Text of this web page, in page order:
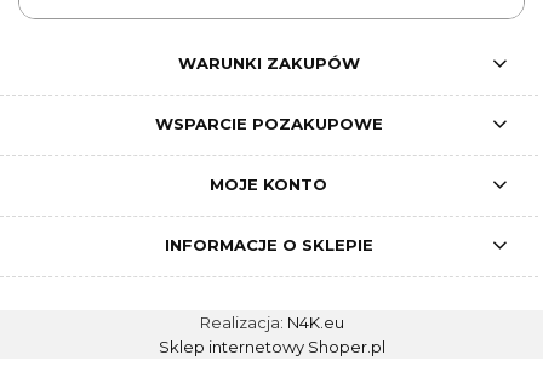
WARUNKI ZAKUPÓW
WSPARCIE POZAKUPOWE
MOJE KONTO
INFORMACJE O SKLEPIE
Realizacja: N4K.eu
Sklep internetowy Shoper.pl